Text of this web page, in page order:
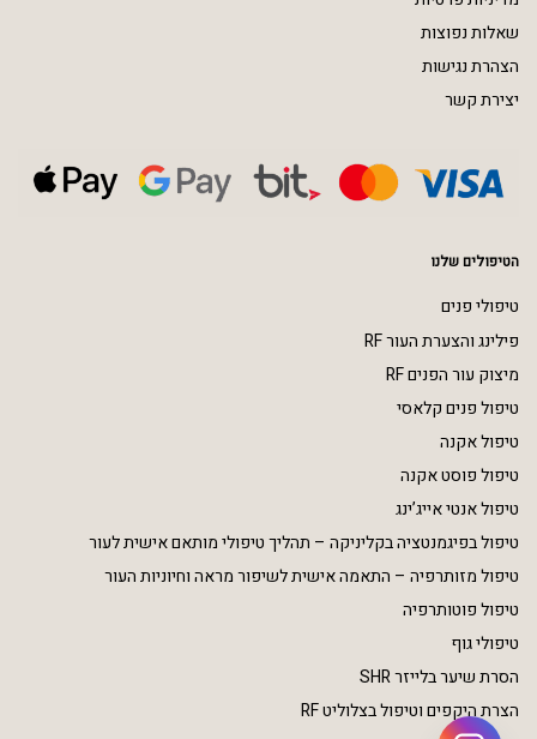
שאלות נפוצות
הצהרת נגישות
יצירת קשר
הטיפולים שלנו
טיפולי פנים
פילינג והצערת העור RF
מיצוק עור הפנים RF
טיפול פנים קלאסי
טיפול אקנה
טיפול פוסט אקנה
טיפול אנטי אייג’ינג
טיפול בפיגמנטציה בקליניקה – תהליך טיפולי מותאם אישית לעור
טיפול מזותרפיה – התאמה אישית לשיפור מראה וחיוניות העור
טיפול פוטותרפיה
טיפולי גוף
הסרת שיער בלייזר SHR
הצרת היקפים וטיפול בצלוליט RF